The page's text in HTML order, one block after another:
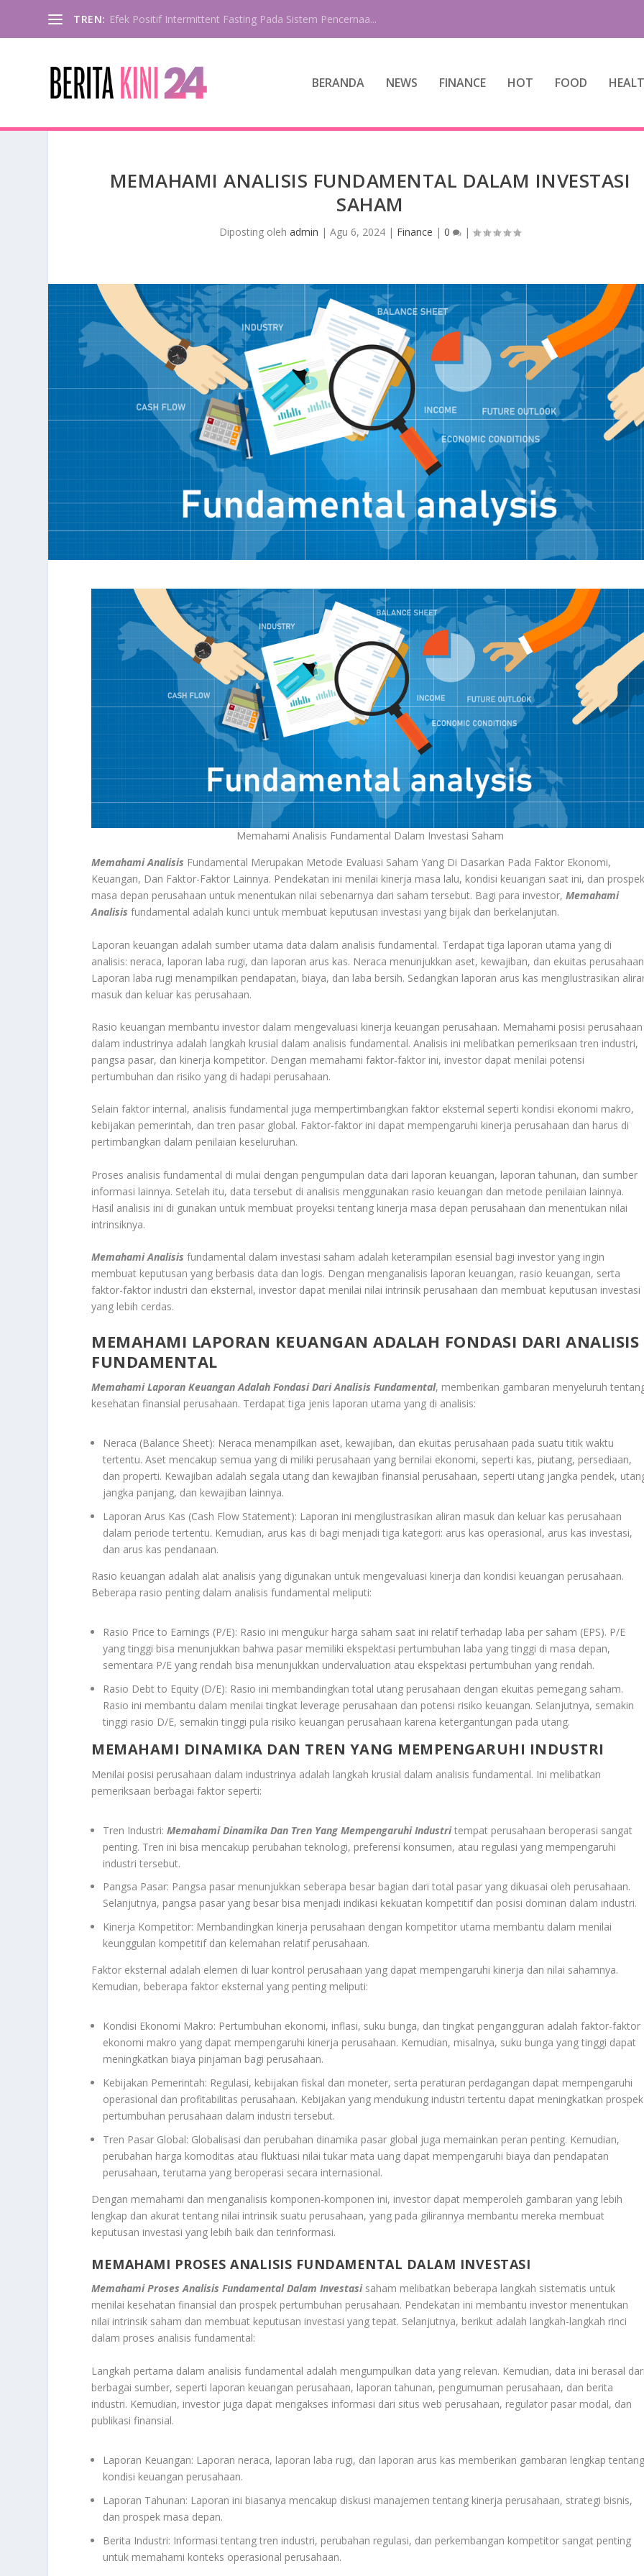
TREN: Efek Positif Intermittent Fasting Pada Sistem Pencernaa...
BERANDA NEWS FINANCE HOT FOOD
MEMAHAMI ANALISIS FUNDAMENTAL DALAM INVESTASI
SAHAM
Diposting olehadmin |Agu 6, 2024 | Finance |0 |
Memahami Analisis Fundamental Dalam Investasi Saham
Memahami Analisis Fundamental Merupakan Metode Evaluasi Saham Yang Di Dasarkan Pada Faktor Ekonomi,
Keuangan, Dan Faktor-Faktor Lainnya. Pendekatan ini menilai kinerja masa lalu, kondisi keuangan saat ini, dan
masa depan perusahaan untuk menentukan nilai sebenarnya dari saham tersebut. Bagi para investor,Memahami
Analisis fundamental adalah kunci untuk membuat keputusan investasi yang bijak dan berkelanjutan.
Laporan keuangan adalah sumber utama data dalam analisis fundamental. Terdapat tiga laporan utama yang di
analisis: neraca, laporan laba rugi, dan laporan arus kas. Neraca menunjukkan aset, kewajiban, dan ekuitas
Laporan laba rugi menampilkan pendapatan, biaya, dan laba bersih. Sedangkan laporan arus kas mengilustrasikan
masuk dan keluar kas perusahaan.
Rasio keuangan membantu investor dalam mengevaluasi kinerja keuangan perusahaan. Memahami posisi perusahaan
dalam industrinya adalah langkah krusial dalam analisis fundamental. Analisis ini melibatkan pemeriksaan tren industri,
pangsa pasar, dan kinerja kompetitor. Dengan memahami faktor-faktor ini, investor dapat menilai potensi
pertumbuhan dan risiko yang di hadapi perusahaan.
Selain faktor internal, analisis fundamental juga mempertimbangkan faktor eksternal seperti kondisi ekonomi makro,
kebijakan pemerintah, dan tren pasar global. Faktor-faktor ini dapat mempengaruhi kinerja perusahaan dan harus di
pertimbangkan dalam penilaian keseluruhan.
Proses analisis fundamental di mulai dengan pengumpulan data dari laporan keuangan, laporan tahunan, dan sumber
informasi lainnya. Setelah itu, data tersebut di analisis menggunakan rasio keuangan dan metode penilaian lainnya.
Hasil analisis ini di gunakan untuk membuat proyeksi tentang kinerja masa depan perusahaan dan menentukan nilai
intrinsiknya.
Memahami Analisis fundamental dalam investasi saham adalah keterampilan esensial bagi investor yang ingin
membuat keputusan yang berbasis data dan logis. Dengan menganalisis laporan keuangan, rasio keuangan, serta
faktor-faktor industri dan eksternal, investor dapat menilai nilai intrinsik perusahaan dan membuat keputusan investasi
yang lebih cerdas.
MEMAHAMI LAPORAN KEUANGAN ADALAH FONDASI DARI ANALISIS
FUNDAMENTAL
Memahami Laporan Keuangan Adalah Fondasi Dari Analisis Fundamental, memberikan gambaran menyeluruh
kesehatan finansial perusahaan. Terdapat tiga jenis laporan utama yang di analisis:
Neraca (Balance Sheet): Neraca menampilkan aset, kewajiban, dan ekuitas perusahaan pada suatu titik waktu
tertentu. Aset mencakup semua yang di miliki perusahaan yang bernilai ekonomi, seperti kas, piutang, persediaan,
dan properti. Kewajiban adalah segala utang dan kewajiban finansial perusahaan, seperti utang jangka pendek,
jangka panjang, dan kewajiban lainnya.
Laporan Arus Kas (Cash Flow Statement): Laporan ini mengilustrasikan aliran masuk dan keluar kas perusahaan
dalam periode tertentu. Kemudian, arus kas di bagi menjadi tiga kategori: arus kas operasional, arus kas investasi,
dan arus kas pendanaan.
Rasio keuangan adalah alat analisis yang digunakan untuk mengevaluasi kinerja dan kondisi keuangan perusahaan.
Beberapa rasio penting dalam analisis fundamental meliputi:
Rasio Price to Earnings (P/E): Rasio ini mengukur harga saham saat ini relatif terhadap laba per saham (EPS). P/E
yang tinggi bisa menunjukkan bahwa pasar memiliki ekspektasi pertumbuhan laba yang tinggi di masa depan,
sementara P/E yang rendah bisa menunjukkan undervaluation atau ekspektasi pertumbuhan yang rendah.
Rasio Debt to Equity (D/E): Rasio ini membandingkan total utang perusahaan dengan ekuitas pemegang saham.
Rasio ini membantu dalam menilai tingkat leverage perusahaan dan potensi risiko keuangan. Selanjutnya, semakin
tinggi rasio D/E, semakin tinggi pula risiko keuangan perusahaan karena ketergantungan pada utang.
MEMAHAMI DINAMIKA DAN TREN YANG MEMPENGARUHI INDUSTRI
Menilai posisi perusahaan dalam industrinya adalah langkah krusial dalam analisis fundamental. Ini melibatkan
pemeriksaan berbagai faktor seperti:
Tren Industri:Memahami Dinamika Dan Tren Yang Mempengaruhi Industritempat perusahaan beroperasi sangat
penting. Tren ini bisa mencakup perubahan teknologi, preferensi konsumen, atau regulasi yang mempengaruhi
industri tersebut.
Pangsa Pasar: Pangsa pasar menunjukkan seberapa besar bagian dari total pasar yang dikuasai oleh perusahaan.
Selanjutnya, pangsa pasar yang besar bisa menjadi indikasi kekuatan kompetitif dan posisi dominan dalam industri.
Kinerja Kompetitor: Membandingkan kinerja perusahaan dengan kompetitor utama membantu dalam menilai
keunggulan kompetitif dan kelemahan relatif perusahaan.
Faktor eksternal adalah elemen di luar kontrol perusahaan yang dapat mempengaruhi kinerja dan nilai sahamnya.
Kemudian, beberapa faktor eksternal yang penting meliputi:
Kondisi Ekonomi Makro: Pertumbuhan ekonomi, inflasi, suku bunga, dan tingkat pengangguran adalah faktor-faktor
ekonomi makro yang dapat mempengaruhi kinerja perusahaan. Kemudian, misalnya, suku bunga yang tinggi dapat
meningkatkan biaya pinjaman bagi perusahaan.
Kebijakan Pemerintah: Regulasi, kebijakan fiskal dan moneter, serta peraturan perdagangan dapat mempengaruhi
operasional dan profitabilitas perusahaan. Kebijakan yang mendukung industri tertentu dapat meningkatkan prospek
pertumbuhan perusahaan dalam industri tersebut.
Tren Pasar Global: Globalisasi dan perubahan dinamika pasar global juga memainkan peran penting. Kemudian,
perubahan harga komoditas atau fluktuasi nilai tukar mata uang dapat mempengaruhi biaya dan pendapatan
perusahaan, terutama yang beroperasi secara internasional.
Dengan memahami dan menganalisis komponen-komponen ini, investor dapat memperoleh gambaran yang lebih
lengkap dan akurat tentang nilai intrinsik suatu perusahaan, yang pada gilirannya membantu mereka membuat
keputusan investasi yang lebih baik dan terinformasi.
MEMAHAMI PROSES ANALISIS FUNDAMENTAL DALAM INVESTASI
Memahami Proses Analisis Fundamental Dalam Investasisaham melibatkan beberapa langkah sistematis untuk
menilai kesehatan finansial dan prospek pertumbuhan perusahaan. Pendekatan ini membantu investor menentukan
nilai intrinsik saham dan membuat keputusan investasi yang tepat. Selanjutnya, berikut adalah langkah-langkah rinci
dalam proses analisis fundamental:
Langkah pertama dalam analisis fundamental adalah mengumpulkan data yang relevan. Kemudian, data ini berasal
berbagai sumber, seperti laporan keuangan perusahaan, laporan tahunan, pengumuman perusahaan, dan berita
industri. Kemudian, investor juga dapat mengakses informasi dari situs web perusahaan, regulator pasar modal, dan
publikasi finansial.
Laporan Keuangan: Laporan neraca, laporan laba rugi, dan laporan arus kas memberikan gambaran lengkap
kondisi keuangan perusahaan.
Laporan Tahunan: Laporan ini biasanya mencakup diskusi manajemen tentang kinerja perusahaan, strategi bisnis,
dan prospek masa depan.
Berita Industri: Informasi tentang tren industri, perubahan regulasi, dan perkembangan kompetitor sangat penting
untuk memahami konteks operasional perusahaan.